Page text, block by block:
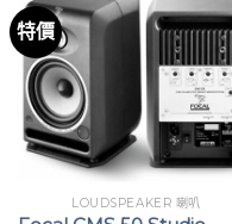
特價
LOUDSPEAKER 喇叭